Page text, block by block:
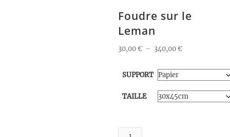
Foudre sur le
Leman
30,00€ – 340,00€Plage
prix :
30,00 €
à
340,00 €
SUPPORT
TAILLE
quantité